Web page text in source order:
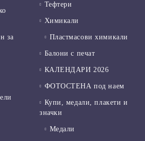
за
Тефтери
Химикали
Пластмасови химикали
Балони с печат
КАЛЕНДАРИ 2026
ФОТОСТЕНА под наем
Купи, медали, плакети и
значки
Медали